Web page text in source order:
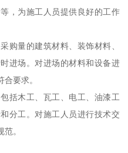
，为施工人员提供良好的工作
购量的建筑材料、装饰材料、
进场。对进场的材料和设备进
要求。
括木工、瓦工、电工、油漆工
分工。对施工人员进行技术交
。